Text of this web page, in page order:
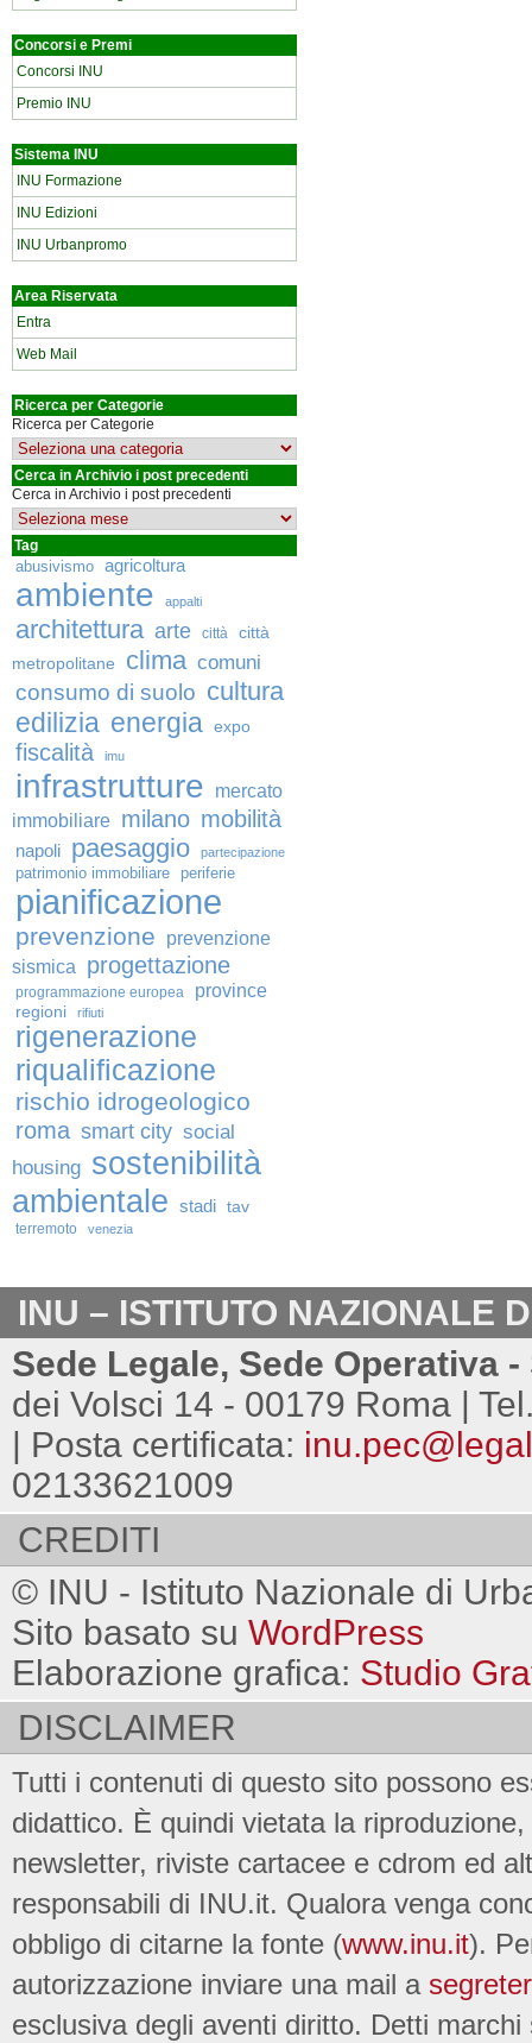
Concorsi e Premi
Concorsi INU
Premio INU
Sistema INU
INU Formazione
INU Edizioni
INU Urbanpromo
Area Riservata
Entra
Web Mail
Ricerca per Categorie
Ricerca per Categorie
Cerca in Archivio i post precedenti
Cerca in Archivio i post precedenti
Tag
abusivismo agricoltura
ambiente appalti
architettura arte città
città
metropolitane
clima comuni
consumo di suolo cultura
edilizia energia expo
fiscalità imu
infrastrutture
mercato
immobiliare milano mobilità
napoli paesaggio partecipazione
patrimonio immobiliare periferie
pianificazione
prevenzione
prevenzione
sismica
progettazione
programmazione europea province
regioni rifiuti
rigenerazione
riqualificazione
rischio idrogeologico
roma smart city social
housing sostenibilità
ambientale stadi tav
terremoto venezia
INU – ISTITUTO NAZIONALE
Sede Legale, Sede Operativa
dei Volsci 14 - 00179 Roma |
| Posta certificata:
02133621009
CREDITI
© INU - Istituto Nazionale di
Sito basato su WordPress
Elaborazione grafica: Studio
DISCLAIMER
Tutti i contenuti di questo sito possono
didattico. È quindi vietata la
newsletter, riviste cartacee e cdrom ed
responsabili di INU.it. Qualora venga
obbligo di citarne la fonte (www.inu.it).
autorizzazione inviare una mail a
esclusiva degli aventi diritto. Detti